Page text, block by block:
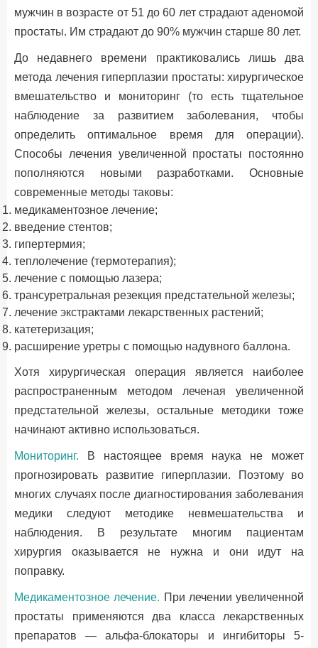
мужчин в возрасте от 51 до 60 лет страдают аденомой
простаты. Им страдают до 90% мужчин старше 80 лет.
До недавнего времени практиковались лишь два
метода лечения гиперплазии простаты: хирургическое
вмешательство и мониторинг (то есть тщательное
наблюдение за развитием заболевания, чтобы
определить оптимальное время для операции).
Способы лечения увеличенной простаты постоянно
пополняются новыми разработками. Основные
современные методы таковы:
медикаментозное лечение;
введение стентов;
гипертермия;
теплолечение (термотерапия);
лечение с помощью лазера;
трансуретральная резекция предстательной железы;
лечение экстрактами лекарственных растений;
катетеризация;
расширение уретры с помощью надувного баллона.
Хотя хирургическая операция является наиболее
распространенным методом леченая увеличенной
предстательной железы, остальные методики тоже
начинают активно использоваться.
Мониторинг. В настоящее время наука не может
прогнозировать развитие гиперплазии. Поэтому во
многих случаях после диагностирования заболевания
медики следуют методике невмешательства и
наблюдения. В результате многим пациентам
хирургия оказывается не нужна и они идут на
поправку.
Медикаментозное лечение. При лечении увеличенной
простаты применяются два класса лекарственных
препаратов — альфа-блокаторы и ингибиторы 5-